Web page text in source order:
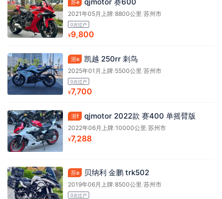
苏e
2021年05月上牌/8800公里 /苏州市
0次过户
¥9,800
浙e 凯越 250rr 刺鸟
2025年01月上牌/5500公里 /苏州市
0次过户
¥7,700
浙f qjmotor 2022款 赛400 单摇臂版
2022年06月上牌/10000公里 /苏州市
¥7,288
苏e 贝纳利 金鹏 trk502
2019年06月上牌/8500公里 /苏州市
0次过户